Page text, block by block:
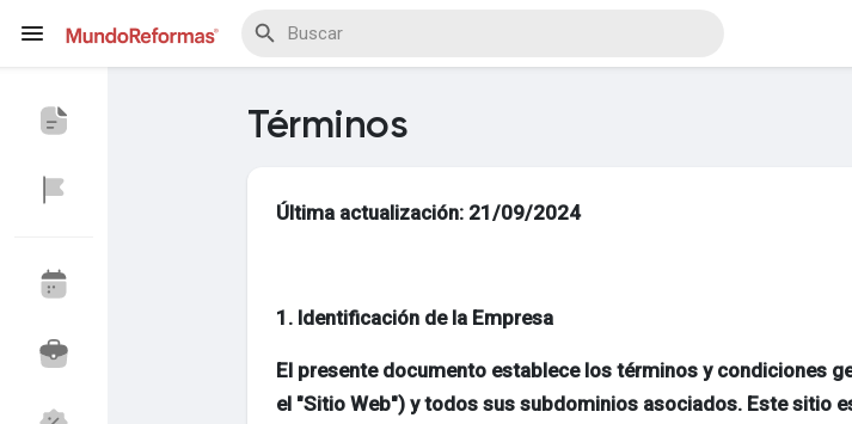
Mis Eventos
Términos
Última actualización: 21/09/2024
1. Identificación de la Empresa
El presente documento establece los términos y condiciones
el "Sitio Web") y todos sus subdominios asociados. Este sitio